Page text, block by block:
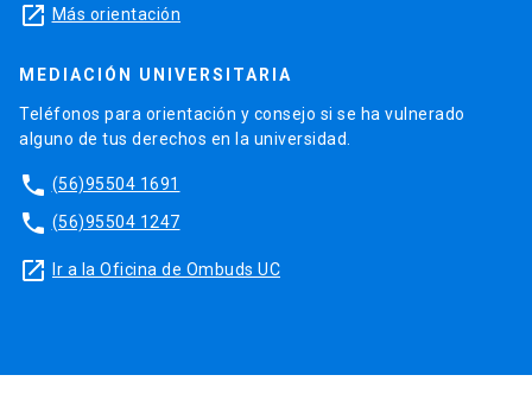
launch Más orientación
MEDIACIÓN UNIVERSITARIA
Teléfonos para orientación y consejo si se ha vulnerado
alguno de tus derechos en la universidad.
phone (56)95504 1691
phone (56)95504 1247
launch Ir a la Oficina de Ombuds UC